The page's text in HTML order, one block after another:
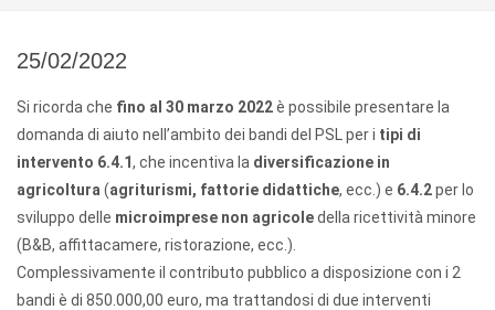
25/02/2022
Si ricorda che fino al 30 marzo 2022è possibile presentare la
domanda di aiuto nell’ambito dei bandi del PSL per i tipi di
intervento 6.4.1, che incentiva la diversificazione in
agricoltura (agriturismi, fattorie didattiche, ecc.) e 6.4.2per lo
sviluppo delle microimprese non agricoledella ricettività minore
(B&B, affittacamere, ristorazione, ecc.).
Complessivamente il contributo pubblico a disposizione con i 2
bandi è di 850.000,00 euro, ma trattandosi di due interventi